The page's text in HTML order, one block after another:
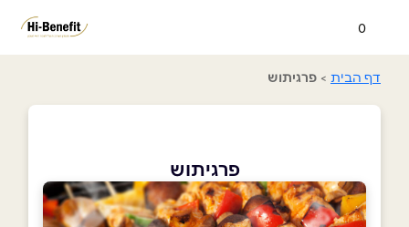
0
דף הבית > פרגיתוש
פרגיתוש